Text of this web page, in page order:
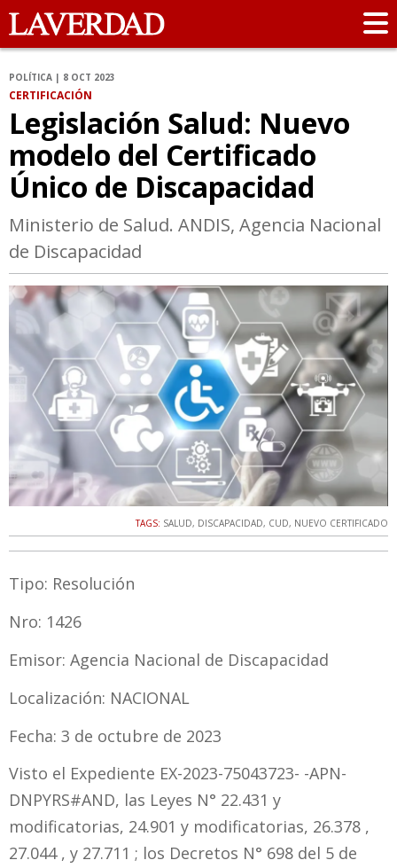
POLÍTICA | 8 OCT 2023
CERTIFICACIÓN
Legislación Salud: Nuevo
modelo del Certificado
Único de Discapacidad
Ministerio de Salud. ANDIS, Agencia Nacional
de Discapacidad
TAGS: SALUD, DISCAPACIDAD, CUD, NUEVO CERTIFICADO
Tipo: Resolución
Nro: 1426
Emisor: Agencia Nacional de Discapacidad
Localización: NACIONAL
Fecha: 3 de octubre de 2023
Visto el Expediente EX-2023-75043723- -APN-
DNPYRS#AND, las Leyes N° 22.431 y
modificatorias, 24.901 y modificatorias, 26.378 ,
27.044 , y 27.711 ; los Decretos N° 698 del 5 de